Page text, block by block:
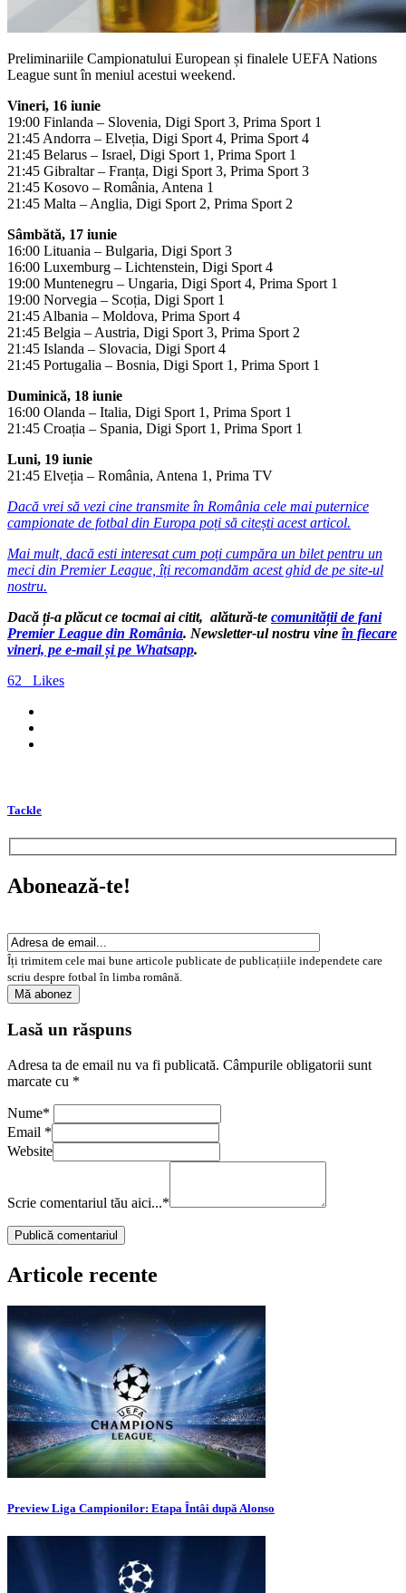
Preliminariile Campionatului European și finalele UEFA Nations
League sunt în meniul acestui weekend.
Vineri, 16 iunie
19:00 Finlanda – Slovenia, Digi Sport 3, Prima Sport 1
21:45 Andorra – Elveția, Digi Sport 4, Prima Sport 4
21:45 Belarus – Israel, Digi Sport 1, Prima Sport 1
21:45 Gibraltar – Franța, Digi Sport 3, Prima Sport 3
21:45 Kosovo – România, Antena 1
21:45 Malta – Anglia, Digi Sport 2, Prima Sport 2
Sâmbătă, 17 iunie
16:00 Lituania – Bulgaria, Digi Sport 3
16:00 Luxemburg – Lichtenstein, Digi Sport 4
19:00 Muntenegru – Ungaria, Digi Sport 4, Prima Sport 1
19:00 Norvegia – Scoția, Digi Sport 1
21:45 Albania – Moldova, Prima Sport 4
21:45 Belgia – Austria, Digi Sport 3, Prima Sport 2
21:45 Islanda – Slovacia, Digi Sport 4
21:45 Portugalia – Bosnia, Digi Sport 1, Prima Sport 1
Duminică, 18 iunie
16:00 Olanda – Italia, Digi Sport 1, Prima Sport 1
21:45 Croația – Spania, Digi Sport 1, Prima Sport 1
Luni, 19 iunie
21:45 Elveția – România, Antena 1, Prima TV
Dacă vrei să vezi cine transmite în România cele mai puternice
campionate de fotbal din Europa poți să citești acest articol.
Mai mult, dacă esti interesat cum poți cumpăra un bilet pentru un
meci din Premier League, îți recomandăm acest ghid de pe site-ul
nostru.
Dacă ți-a plăcut ce tocmai ai citit, alătură-te comunității de fani
Premier League din România. Newsletter-ul nostru vine în fiecare
vineri, pe e-mail și pe Whatsapp.
62
Likes
Tackle
Abonează-te!
Îți trimitem cele mai bune articole publicate de publicațiile independete care
scriu despre fotbal în limba română.
Lasă un răspuns
Adresa ta de email nu va fi publicată. Câmpurile obligatorii sunt
marcate cu *
Nume*
Email *
Website
Scrie comentariul tău aici...*
Articole recente
Preview Liga Campionilor: Etapa Întâi după Alonso